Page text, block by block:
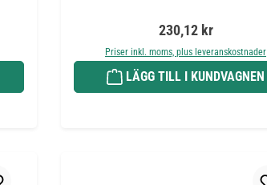
Ordinarie pris:
230,12 kr
Priser inkl. moms, plus leveranskostnader
LÄGG TILL I KUNDVAGNEN